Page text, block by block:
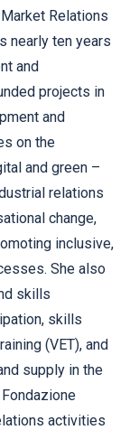
Relations
nearly ten years
and
projects in
and
on the
and green –
relations
change,
inclusive,
She also
skills
skills
(VET), and
supply in the
activities